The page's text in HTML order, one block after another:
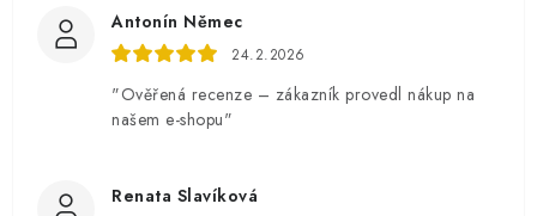
Antonín Němec
24.2.2026
"Ověřená recenze – zákazník provedl nákup na
našem e-shopu"
Renata Slavíková